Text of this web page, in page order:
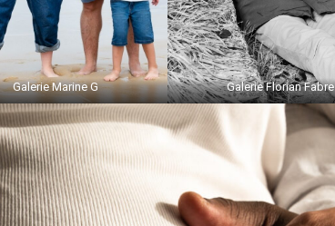
Galerie Marine G Galerie Florian Fabre